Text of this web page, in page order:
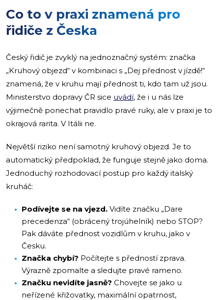
Co to v praxi znamená pro
řidiče z Česka
Český řidič je zvyklý na jednoznačný systém: značka
„Kruhový objezd“ v kombinaci s „Dej přednost v jízdě!“
znamená, že v kruhu mají přednost ti, kdo tam už jsou.
Ministerstvo dopravy ČR sice uvádí, že i u nás lze
výjimečně ponechat pravidlo pravé ruky, ale v praxi je to
okrajová rarita. V Itálii ne.
Největší riziko není samotný kruhový objezd. Je to
automatický předpoklad, že funguje stejně jako doma.
Jednoduchý rozhodovací postup pro každý italský
kruháč:
Podívejte se na vjezd. Vidíte značku „Dare
precedenza“ (obrácený trojúhelník) nebo STOP?
Pak dáváte přednost vozidlům v kruhu, jako v
Česku.
Značka chybí? Počítejte s předností zprava.
Výrazně zpomalte a sledujte pravé rameno.
Značku nevidíte jasně? Chovejte se jako u
neřízené křižovatky, maximální opatrnost,